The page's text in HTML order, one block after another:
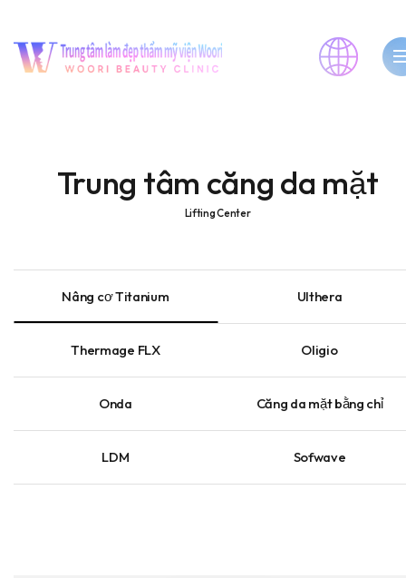
Trung tâm căng da mặt
Lifting Center
Nâng cơ Titanium Ulthera
Thermage FLX Oligio
Onda Căng da mặt bằng chỉ
LDM Sofwave